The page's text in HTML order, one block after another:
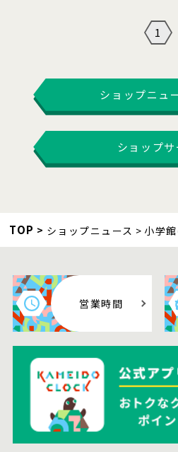
1
ショップニュ
ショップサ
TOP ショップニュース 小学
営業時間